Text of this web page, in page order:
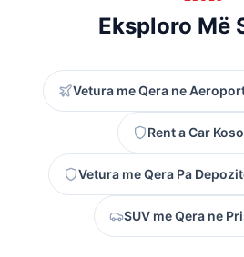
Eksploro Më
Vetura me Qera ne
Rent a Car
Vetura me Qera Pa
SUV me Qera ne